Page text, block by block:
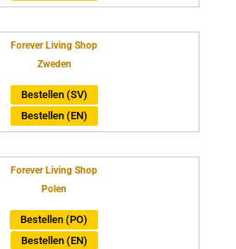
Forever Living Shop
Zweden
Bestellen (SV)
Bestellen (EN)
Forever Living Shop
Polen
Bestellen (PO)
Bestellen (EN)